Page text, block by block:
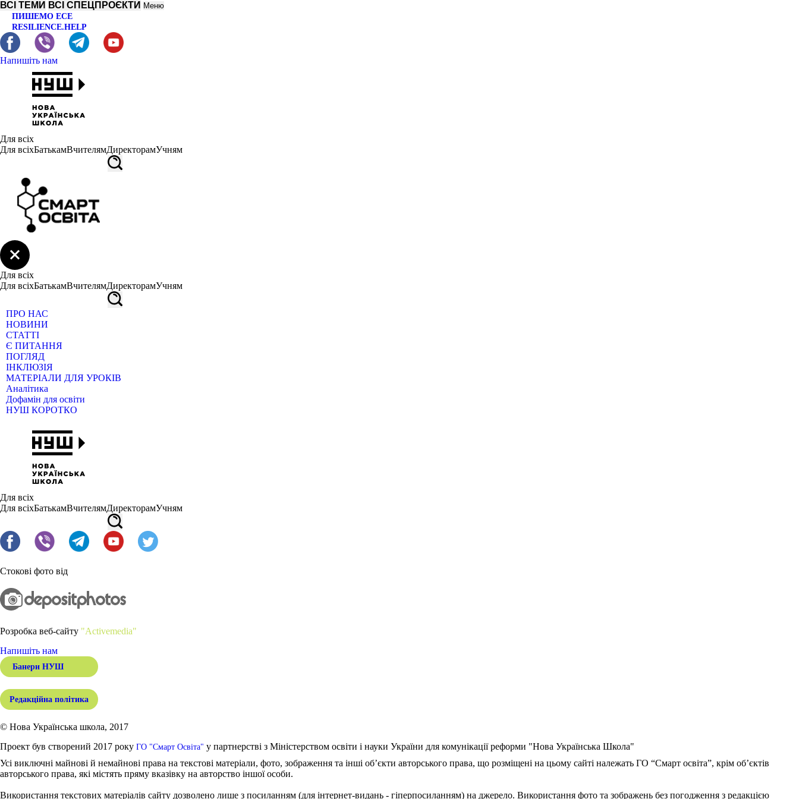
ВСІ ТЕМИ ВСІ СПЕЦПРОЄКТИ Меню
ПИШЕМО ЕСЕ
RESILIENCE.HELP
Напишіть нам
Для всіх
Для всіхБатькамВчителямДиректорамУчням
Для всіх
Для всіхБатькамВчителямДиректорамУчням
ПРО НАС
НОВИНИ
СТАТТІ
Є ПИТАННЯ
ПОГЛЯД
ІНКЛЮЗІЯ
МАТЕРІАЛИ ДЛЯ УРОКІВ
Аналітика
Дофамін для освіти
НУШ КОРОТКО
Для всіх
Для всіхБатькамВчителямДиректорамУчням
Стокові фото від
Розробка веб-сайту "Activemedia"
Напишіть нам
Банери НУШ
Редакційна політика
© Нова Українська школа, 2017
Проект був створений 2017 року ГО "Смарт Освіта" у партнерстві з Міністерством освіти і науки України для комунікації реформи "Нова Українська Школа"
Усі виключні майнові й немайнові права на текстові матеріали, фото, зображення та інші об’єкти авторського права, що розміщені на цьому сайті належать ГО “Смарт освіта”, крім об’єктів
авторського права, які містять пряму вказівку на авторство іншої особи.
Використання текстових матеріалів сайту дозволено лише з посиланням (для інтернет-видань - гіперпосиланням) на джерело. Використання фото та зображень без погодження з редакцією